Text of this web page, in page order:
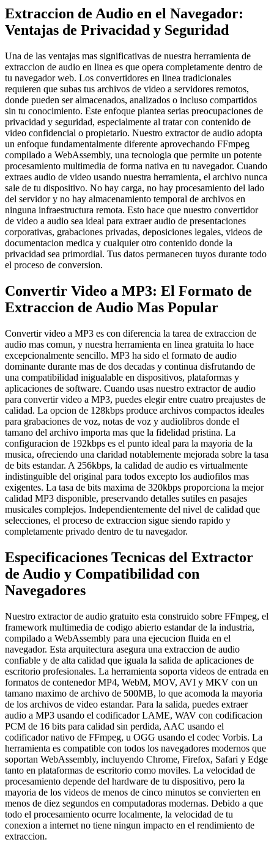
Extraccion de Audio en el Navegador:
Ventajas de Privacidad y Seguridad
Una de las ventajas mas significativas de nuestra herramienta de
extraccion de audio en linea es que opera completamente dentro de
tu navegador web. Los convertidores en linea tradicionales
requieren que subas tus archivos de video a servidores remotos,
donde pueden ser almacenados, analizados o incluso compartidos
sin tu conocimiento. Este enfoque plantea serias preocupaciones de
privacidad y seguridad, especialmente al tratar con contenido de
video confidencial o propietario. Nuestro extractor de audio adopta
un enfoque fundamentalmente diferente aprovechando FFmpeg
compilado a WebAssembly, una tecnologia que permite un potente
procesamiento multimedia de forma nativa en tu navegador. Cuando
extraes audio de video usando nuestra herramienta, el archivo nunca
sale de tu dispositivo. No hay carga, no hay procesamiento del lado
del servidor y no hay almacenamiento temporal de archivos en
ninguna infraestructura remota. Esto hace que nuestro convertidor
de video a audio sea ideal para extraer audio de presentaciones
corporativas, grabaciones privadas, deposiciones legales, videos de
documentacion medica y cualquier otro contenido donde la
privacidad sea primordial. Tus datos permanecen tuyos durante todo
el proceso de conversion.
Convertir Video a MP3: El Formato de
Extraccion de Audio Mas Popular
Convertir video a MP3 es con diferencia la tarea de extraccion de
audio mas comun, y nuestra herramienta en linea gratuita lo hace
excepcionalmente sencillo. MP3 ha sido el formato de audio
dominante durante mas de dos decadas y continua disfrutando de
una compatibilidad inigualable en dispositivos, plataformas y
aplicaciones de software. Cuando usas nuestro extractor de audio
para convertir video a MP3, puedes elegir entre cuatro preajustes de
calidad. La opcion de 128kbps produce archivos compactos ideales
para grabaciones de voz, notas de voz y audiolibros donde el
tamano del archivo importa mas que la fidelidad pristina. La
configuracion de 192kbps es el punto ideal para la mayoria de la
musica, ofreciendo una claridad notablemente mejorada sobre la tasa
de bits estandar. A 256kbps, la calidad de audio es virtualmente
indistinguible del original para todos excepto los audiofilos mas
exigentes. La tasa de bits maxima de 320kbps proporciona la mejor
calidad MP3 disponible, preservando detalles sutiles en pasajes
musicales complejos. Independientemente del nivel de calidad que
selecciones, el proceso de extraccion sigue siendo rapido y
completamente privado dentro de tu navegador.
Especificaciones Tecnicas del Extractor
de Audio y Compatibilidad con
Navegadores
Nuestro extractor de audio gratuito esta construido sobre FFmpeg, el
framework multimedia de codigo abierto estandar de la industria,
compilado a WebAssembly para una ejecucion fluida en el
navegador. Esta arquitectura asegura una extraccion de audio
confiable y de alta calidad que iguala la salida de aplicaciones de
escritorio profesionales. La herramienta soporta videos de entrada en
formatos de contenedor MP4, WebM, MOV, AVI y MKV con un
tamano maximo de archivo de 500MB, lo que acomoda la mayoria
de los archivos de video estandar. Para la salida, puedes extraer
audio a MP3 usando el codificador LAME, WAV con codificacion
PCM de 16 bits para calidad sin perdida, AAC usando el
codificador nativo de FFmpeg, u OGG usando el codec Vorbis. La
herramienta es compatible con todos los navegadores modernos que
soportan WebAssembly, incluyendo Chrome, Firefox, Safari y Edge
tanto en plataformas de escritorio como moviles. La velocidad de
procesamiento depende del hardware de tu dispositivo, pero la
mayoria de los videos de menos de cinco minutos se convierten en
menos de diez segundos en computadoras modernas. Debido a que
todo el procesamiento ocurre localmente, la velocidad de tu
conexion a internet no tiene ningun impacto en el rendimiento de
extraccion.